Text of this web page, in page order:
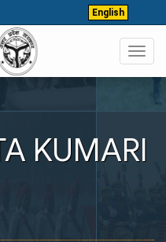
English
KUMARI